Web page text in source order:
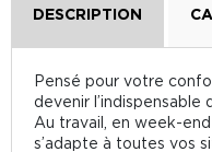
DESCRIPTION
Pensé pour votre
devenir
Au travail, en week-
s’adapte à toutes vos